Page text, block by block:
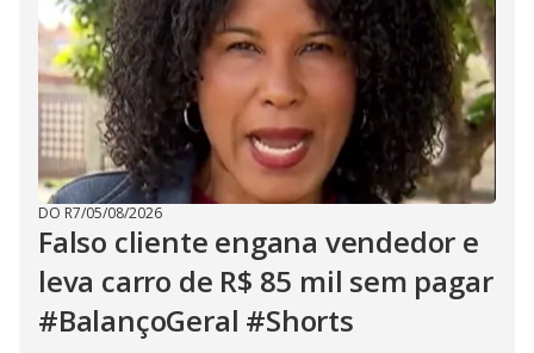
DO R7/05/08/2026
Falso cliente engana vendedor e
leva carro de R$ 85 mil sem pagar
#BalançoGeral #Shorts